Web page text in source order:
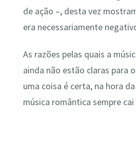
de ação –, desta vez
era necessariamente
As razões pelas quais a
ainda não estão claras para
uma coisa é certa, na hora
música romântica sempre cai